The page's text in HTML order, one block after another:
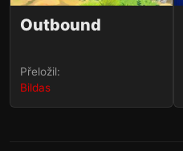
Outbound
Přeložil:
Bildas